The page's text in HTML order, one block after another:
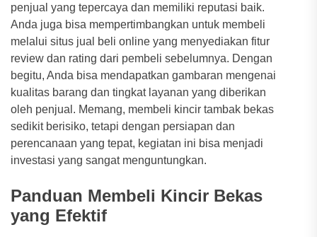
penjual yang tepercaya dan memiliki reputasi baik.
Anda juga bisa mempertimbangkan untuk membeli
melalui situs jual beli online yang menyediakan fitur
review dan rating dari pembeli sebelumnya. Dengan
begitu, Anda bisa mendapatkan gambaran mengenai
kualitas barang dan tingkat layanan yang diberikan
oleh penjual. Memang, membeli kincir tambak bekas
sedikit berisiko, tetapi dengan persiapan dan
perencanaan yang tepat, kegiatan ini bisa menjadi
investasi yang sangat menguntungkan.
Panduan Membeli Kincir Bekas
yang Efektif